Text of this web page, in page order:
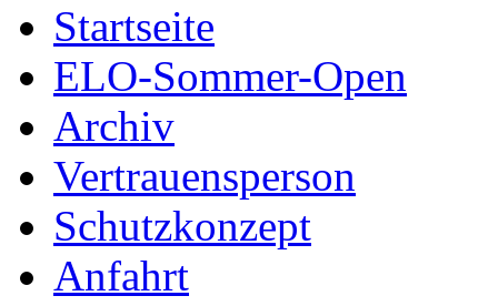
Startseite
ELO-Sommer-Open
Archiv
Vertrauensperson
Schutzkonzept
Anfahrt